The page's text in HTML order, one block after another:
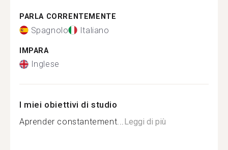
PARLA CORRENTEMENTE
Spagnolo Italiano
IMPARA
Inglese
I miei obiettivi di studio
Aprender constantement...Leggi di più